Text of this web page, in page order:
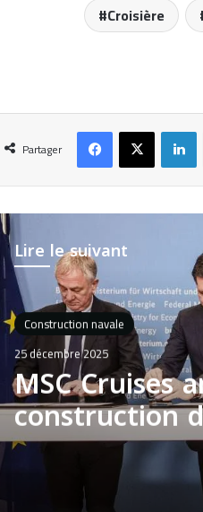
Croisière
Partager
Lire le suivant
Construction navale
25 décembre 2025
MSC Cruises
construction
nouveaux
Allemagne